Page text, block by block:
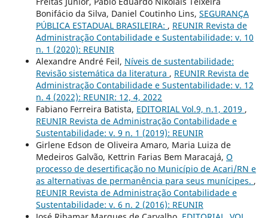
Bonifácio da Silva, Daniel Coutinho Lins, SEGURANÇA
PÚBLICA ESTADUAL BRASILEIRA: , REUNIR Revista de
Administração Contabilidade e Sustentabilidade: v. 10
n. 1 (2020): REUNIR
Alexandre André Feil, Níveis de sustentabilidade:
Revisão sistemática da literatura , REUNIR Revista de
Administração Contabilidade e Sustentabilidade: v. 12
n. 4 (2022): REUNIR: 12, 4, 2022
Fabiano Ferreira Batista, EDITORIAL Vol.9, n.1, 2019 ,
REUNIR Revista de Administração Contabilidade e
Sustentabilidade: v. 9 n. 1 (2019): REUNIR
Girlene Edson de Oliveira Amaro, Maria Luiza de
Medeiros Galvão, Kettrin Farias Bem Maracajá, O
processo de desertificação no Município de Acari/RN e
as alternativas de permanência para seus munícipes. ,
REUNIR Revista de Administração Contabilidade e
Sustentabilidade: v. 6 n. 2 (2016): REUNIR